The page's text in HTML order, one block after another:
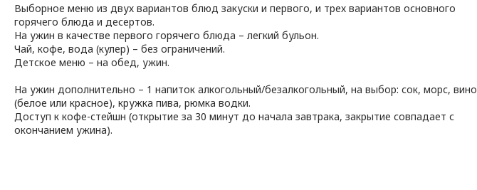
Выборное меню из двух вариантов блюд закуски и первого, и трех вариантов основного
горячего блюда и десертов.
На ужин в качестве первого горячего блюда – легкий бульон.
Чай, кофе, вода (кулер) – без ограничений.
Детское меню – на обед, ужин.
На ужин дополнительно – 1 напиток алкогольный/безалкогольный, на выбор: сок, морс, вино
(белое или красное), кружка пива, рюмка водки.
Доступ к кофе-стейшн (открытие за 30 минут до начала завтрака, закрытие совпадает с
окончанием ужина).